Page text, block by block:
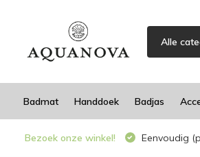
Alle
Badmat Handdoek Badjas
Bezoek onze winkel! Eenvoudig